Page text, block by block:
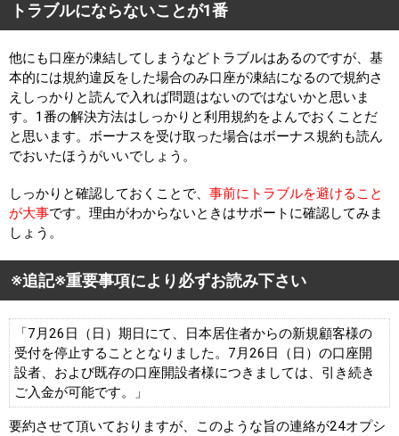
トラブルにならないことが1番
他にも口座が凍結してしまうなどトラブルはあるのですが、基
本的には規約違反をした場合のみ口座が凍結になるので規約さ
えしっかりと読んで入れば問題はないのではないかと思いま
す。1番の解決方法はしっかりと利用規約をよんでおくことだ
と思います。ボーナスを受け取った場合はボーナス規約も読ん
でおいたほうがいいでしょう。
しっかりと確認しておくことで、 事前にトラブルを避けること
が大事です。理由がわからないときはサポートに確認してみま
しょう。
※追記※重要事項により必ずお読み下さい
「7月26日（日）期日にて、日本居住者からの新規顧客様の
受付を停止することとなりました。7月26日（日）の口座開
設者、および既存の口座開設者様につきましては、引き続き
ご入金が可能です。」
要約させて頂いておりますが、このような旨の連絡が24オプシ